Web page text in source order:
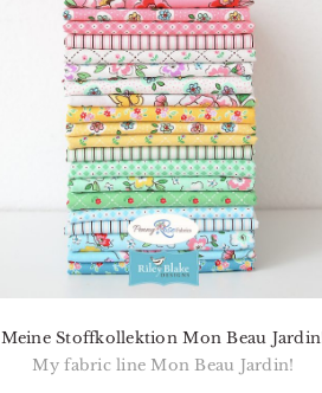
Meine Stoffkollektion Mon Beau
My fabric line Mon Beau Jardin!